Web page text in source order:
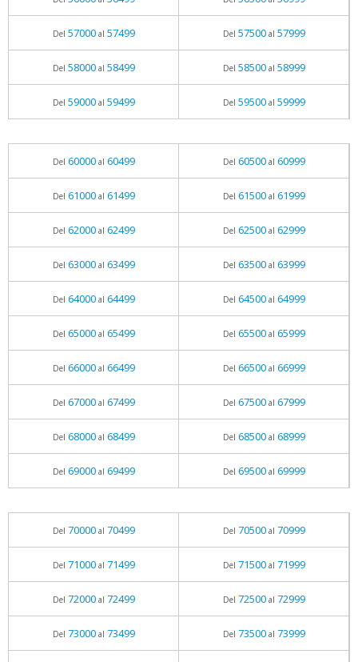
Del 57000al 57499 Del 57500al 57999
Del 58000al 58499 Del 58500al 58999
Del 59000al 59499 Del 59500al 59999
Del 60000al 60499 Del 60500al 60999
Del 61000al 61499 Del 61500al 61999
Del 62000al 62499 Del 62500al 62999
Del 63000al 63499 Del 63500al 63999
Del 64000al 64499 Del 64500al 64999
Del 65000al 65499 Del 65500al 65999
Del 66000al 66499 Del 66500al 66999
Del 67000al 67499 Del 67500al 67999
Del 68000al 68499 Del 68500al 68999
Del 69000al 69499 Del 69500al 69999
Del 70000al 70499 Del 70500al 70999
Del 71000al 71499 Del 71500al 71999
Del 72000al 72499 Del 72500al 72999
Del 73000al 73499 Del 73500al 73999